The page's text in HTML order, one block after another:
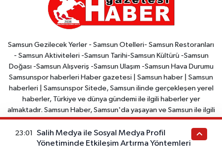
Samsun Gezilecek Yerler - Samsun Otelleri- Samsun Restoranları
- Samsun Aktiviteleri -Samsun Tarihi-Samsun Kültürü -Samsun
Doğası -Samsun Alışveriş -Samsun Ulaşım -Samsun Hava Durumu
Samsunspor haberleri Haber gazetesi | Samsun haber | Samsun
haberleri | Samsunspor Sitede, Samsun ilinde gerçekleşen yerel
haberler, Türkiye ve dünya gündemi ile ilgili haberler yer
almaktadır. Samsun Haber, Samsun'da yaşayan ve Samsun ile ilgili
haberleri takip etmek isteyenler için bir kaynaktır. Site, arama
motorları tarafından kolayca bulunabilir ve okunabilir şekilde
tasarlanmıştır
23:01
Salih Medya ile Sosyal Medya Profil
Yönetiminde Etkileşim Artırma Yöntemleri